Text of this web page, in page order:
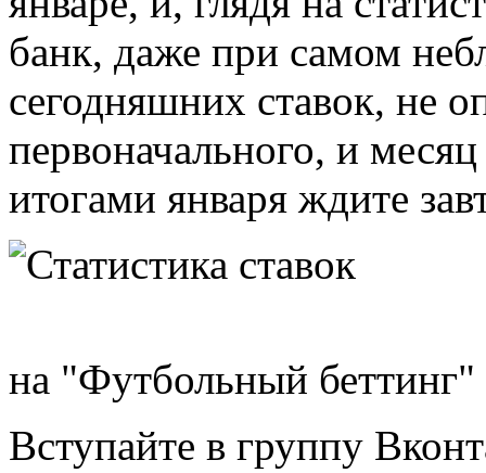
банк, даже при самом
сегодняшних ставок, не
первоначального, и
итогами января ждите
на "Футбольный беттинг"
Вступайте в группу